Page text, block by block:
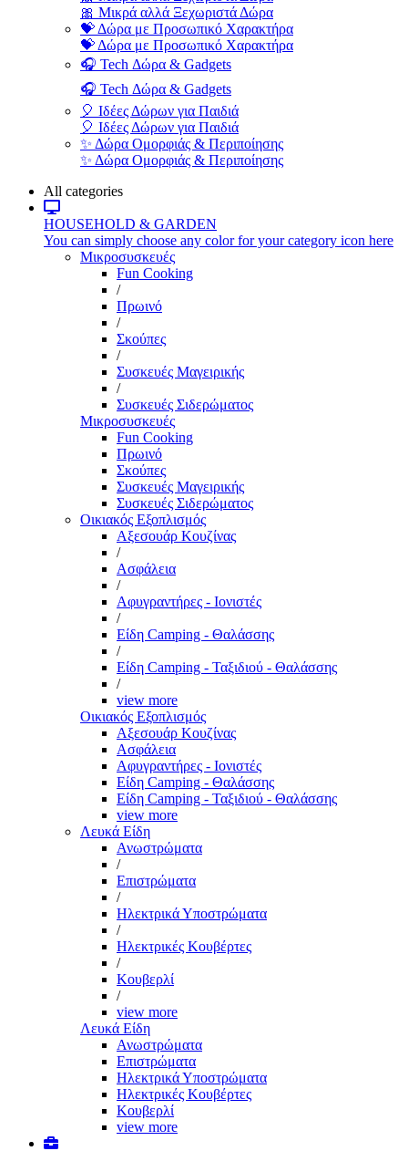
🎀 Μικρά αλλά Ξεχωριστά Δώρα
💝 Δώρα με Προσωπικό Χαρακτήρα
💝 Δώρα με Προσωπικό Χαρακτήρα
🎧 Tech Δώρα & Gadgets
🎧 Tech Δώρα & Gadgets
🎈 Ιδέες Δώρων για Παιδιά
🎈 Ιδέες Δώρων για Παιδιά
✨ Δώρα Ομορφιάς & Περιποίησης
✨ Δώρα Ομορφιάς & Περιποίησης
All categories
HOUSEHOLD & GARDEN
You can simply choose any color for your category icon here
Μικροσυσκευές
Fun Cooking
/
Πρωινό
/
Σκούπες
/
Συσκευές Μαγειρικής
/
Συσκευές Σιδερώματος
Μικροσυσκευές
Fun Cooking
Πρωινό
Σκούπες
Συσκευές Μαγειρικής
Συσκευές Σιδερώματος
Οικιακός Εξοπλισμός
Αξεσουάρ Κουζίνας
/
Ασφάλεια
/
Αφυγραντήρες - Ιονιστές
/
Είδη Camping - Θαλάσσης
/
Είδη Camping - Ταξιδιού - Θαλάσσης
/
view more
Οικιακός Εξοπλισμός
Αξεσουάρ Κουζίνας
Ασφάλεια
Αφυγραντήρες - Ιονιστές
Είδη Camping - Θαλάσσης
Είδη Camping - Ταξιδιού - Θαλάσσης
view more
Λευκά Είδη
Ανωστρώματα
/
Επιστρώματα
/
Ηλεκτρικά Υποστρώματα
/
Ηλεκτρικές Κουβέρτες
/
Κουβερλί
/
view more
Λευκά Είδη
Ανωστρώματα
Επιστρώματα
Ηλεκτρικά Υποστρώματα
Ηλεκτρικές Κουβέρτες
Κουβερλί
view more